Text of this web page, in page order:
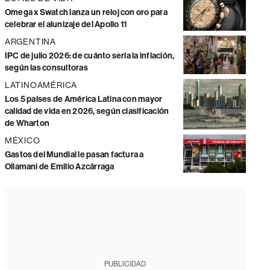
Omega x Swatch lanza un reloj con oro para
celebrar el alunizaje del Apollo 11
ARGENTINA
IPC de julio 2026: de cuánto sería la inflación,
según las consultoras
LATINOAMÉRICA
Los 5 países de América Latina con mayor
calidad de vida en 2026, según clasificación
de Wharton
MÉXICO
Gastos del Mundial le pasan factura a
Ollamani de Emilio Azcárraga
PUBLICIDAD